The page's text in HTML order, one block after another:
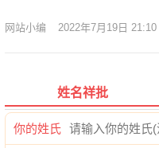
网站小编 2022年7月19日 21:10
姓名祥批
你的姓氏